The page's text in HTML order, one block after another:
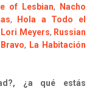
of Lesbian,
Nacho
,
Hola a Todo el
Lori Meyers, Russian
, La Habitación
¿a qué estás